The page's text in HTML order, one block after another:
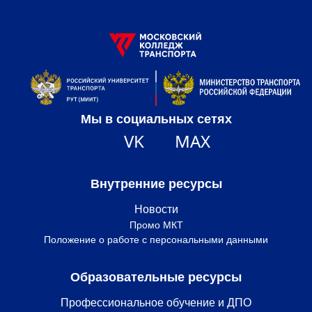
Мы в социальных сетях
VK MAX
Внутренние ресурсы
Новости
Промо МКТ
Положение о работе с персональными данными
Образовательные ресурсы
Профессиональное обучение и ДПО